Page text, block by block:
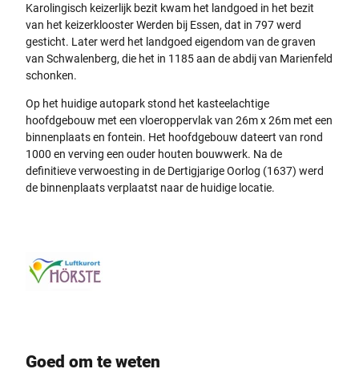
Karolingisch keizerlijk bezit kwam het landgoed in het bezit
van het keizerklooster Werden bij Essen, dat in 797 werd
gesticht. Later werd het landgoed eigendom van de graven
van Schwalenberg, die het in 1185 aan de abdij van Marienfeld
schonken.
Op het huidige autopark stond het kasteelachtige
hoofdgebouw met een vloeroppervlak van 26m x 26m met een
binnenplaats en fontein. Het hoofdgebouw dateert van rond
1000 en verving een ouder houten bouwwerk. Na de
definitieve verwoesting in de Dertigjarige Oorlog (1637) werd
de binnenplaats verplaatst naar de huidige locatie.
Goed om te weten